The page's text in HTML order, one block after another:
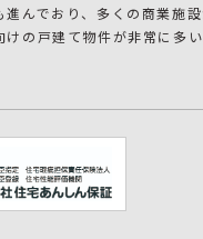
進んでおり、多くの商業施
けの戸建て物件が非常に多